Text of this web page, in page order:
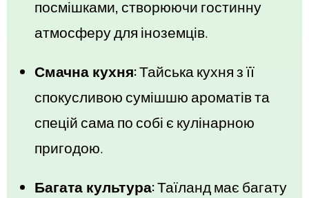
посмішками, створюючи гостинну
атмосферу для іноземців.
Смачна кухня:Тайська кухня з її
спокусливою сумішшю ароматів та
спецій сама по собі є кулінарною
пригодою.
Багата культура:Таїланд має багату